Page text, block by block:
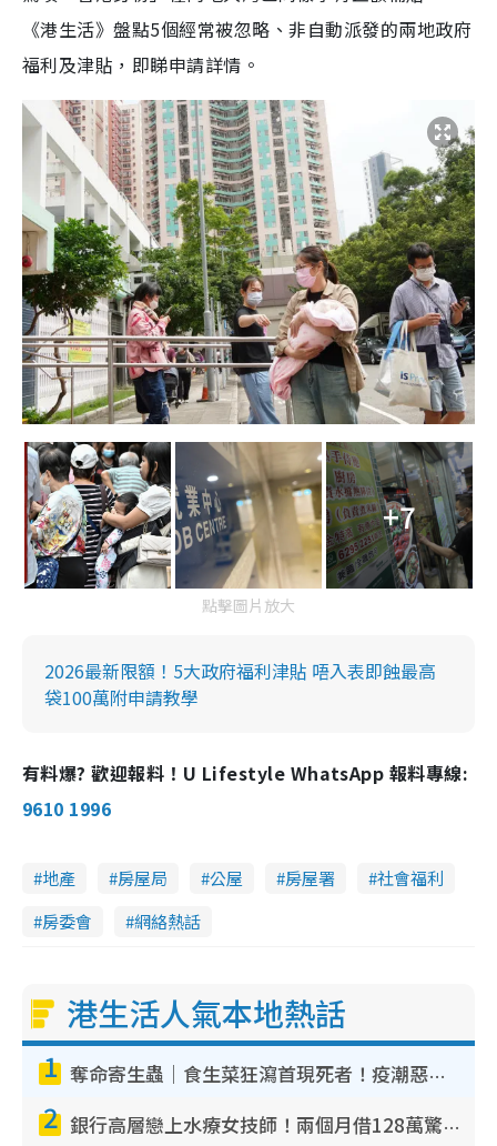
《港生活》盤點5個經常被忽略、非自動派發的兩地政府
福利及津貼，即睇申請詳情。
+7
點擊圖片放大
2026最新限額！5大政府福利津貼 唔入表即蝕最高
袋100萬附申請教學
有料爆? 歡迎報料！U Lifestyle WhatsApp 報料專線:
9610 1996
地產 房屋局 公屋 房屋署
社會福利
房委會
網絡熱話
港生活人氣本地熱話
1 奪命寄生蟲｜食生菜狂瀉首現死者！疫潮惡化錄1.8萬宗病例 揭洗菜3大謬誤
2 銀行高層戀上水療女技師！兩個月借128萬驚覺「沉船」沉落火海 揭背後疑似邪教操控賣淫